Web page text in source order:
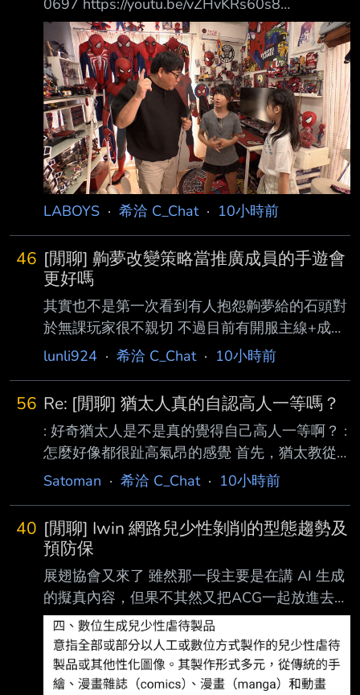
https://pbs.twimg.com/media/HPGTASWbcAA
2Kat.jpg https://i.meee.com.tw/kr1dUx6.png 日
綜 小四女孩的委託 她和妹妹都住同一個房間，
漸漸長大後想要一人一間房間 家裡的二樓，爸
爸一個人佔了兩間 一間擺滿自己的收藏，各種
蜘蛛人收藏品和其他玩具，還有電腦 一間是放
運動器材的 但是爸爸
LABOYS · 希洽 C_Chat· 10小時前
46 [閒聊] 齁夢改變策略當推廣成員的手遊會
更好嗎
其實也不是第一次看到有人抱怨齁夢給的石頭對
於無課玩家很不親切 不過目前有開服主線+成就
+連續登頂的石頭 大部分人其實都還是囤出不少
接 都從齁夢返流過去很多 ID的成員也表示有類
似情況 那與其在這個地方摳門 想著要把爛球的
損失撈回來 但造成玩家因為覺得過度摳門而流
失 不如把眼光放遠一些 多送多推廣 多留住開服
玩家 這樣能形成正向回饋機制 彼此拉抬人氣 這
樣會更好一些嗎？ 雖然我覺得在連續登頂情況
下 營運一定覺得他們做法很正確就是了QQ.... --
lunli924 · 希洽 C_Chat· 10小時前
56 Re: [閒聊] 猶太人真的自認高人一等嗎？
: 好奇猶太人是不是真的覺得自己高人一等啊？ :
怎麼好像都很趾高氣昂的感覺 首先，猶太教從
來沒說上帝只救猶太人。 猶太教中上帝的概念
上帝」。 但是迦勒底帝國尼布甲尼撒二世於西
元前六世紀初入侵猶大王國， 不僅摧毀所羅門
王聖殿，還將整批猶太人打包一起帶回巴比倫奴
役。 史稱「巴比倫之囚」。 這是一個可以從考
古成果來檢驗的真實歷史事件。 這時候猶太人
就開始想。 不是只有我們的神是真的嗎？ 既然
我們的神是真的，那為什麼我們會戰敗，還會過
得那麼慘？ 難道神不存在，不可能啊，
Satoman · 希洽 C_Chat· 10小時前
40 [閒聊] Iwin 網路兒少性剝削的型態趨勢及
預防保
展翅協會又來了 雖然那一段主要是在講 AI 生成
的擬真內容，但果不其然又把ACG一起放進去講
https://i.imgur.com/SAjbE4l.jpeg 全文：
https://www.facebook.com/share/p/1EUifUbdac
/ #i分享【網路兒少性剝削的型態趨勢及預防保
護】 台灣展翅協會秘書長及研究員陳逸玲、簡